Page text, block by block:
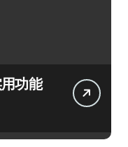
功能